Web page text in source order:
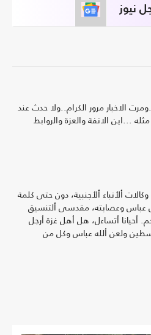
نيوز
الاخبار مرور الكرام..ولا حدث عند
...اين الانفة والعزة والروابط
ألأنباء ألأجنبية، دون حتى كلمة
عباس وعصابته، مقدسى ألتنسيق
أحيانا أتساءل، هل أهل غزة أرجل
ولعن ألله عباس وكل من